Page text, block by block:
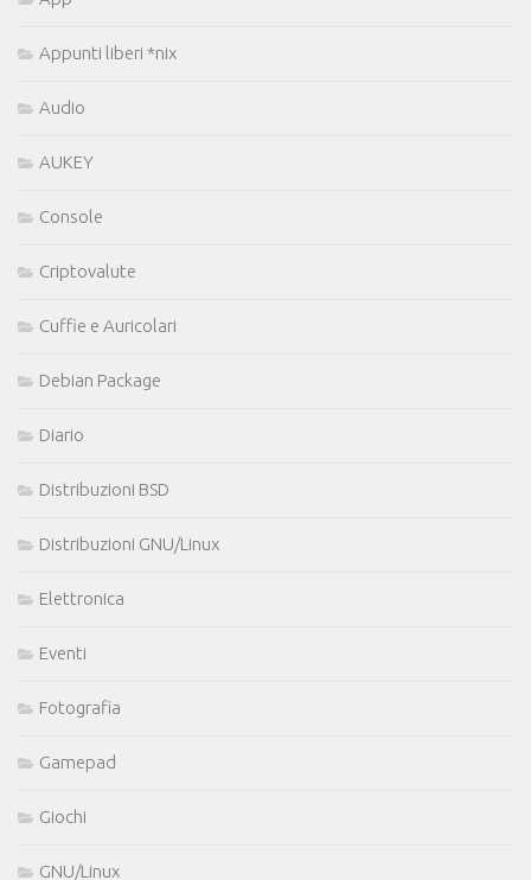
Appunti liberi *nix
Audio
AUKEY
Console
Criptovalute
Cuffie e Auricolari
Debian Package
Diario
Distribuzioni BSD
Distribuzioni GNU/Linux
Elettronica
Eventi
Fotografia
Gamepad
Giochi
GNU/Linux